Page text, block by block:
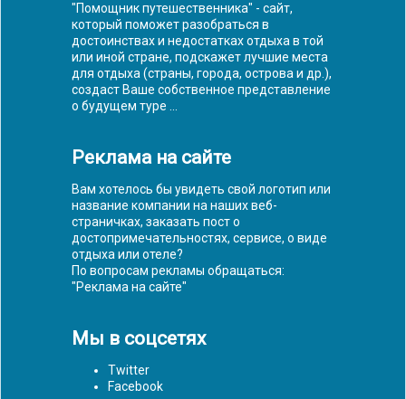
"Помощник путешественника" - сайт,
который поможет разобраться в
достоинствах и недостатках отдыха в той
или иной стране, подскажет лучшие места
для отдыха (страны, города, острова и др.),
создаст Ваше собственное представление
о будущем туре ...
Реклама на сайте
Вам хотелось бы увидеть свой логотип или
название компании на наших веб-
страничках, заказать пост о
достопримечательностях, сервисе, о виде
отдыха или отеле?
По вопросам рекламы обращаться:
"Реклама на сайте"
Мы в соцсетях
Twitter
Facebook